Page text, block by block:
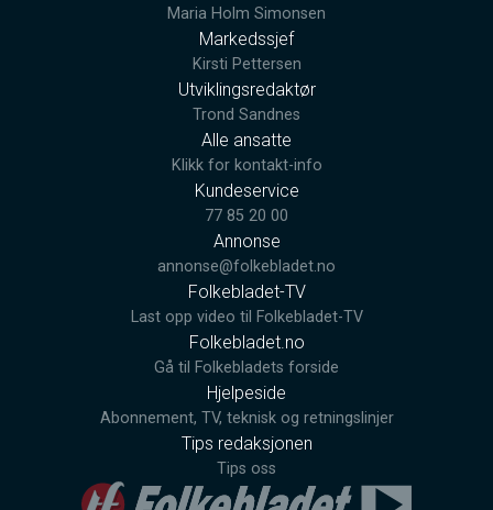
Maria Holm Simonsen
Markedssjef
Kirsti Pettersen
Utviklingsredaktør
Trond Sandnes
Alle ansatte
Klikk for kontakt-info
Kundeservice
77 85 20 00
Annonse
annonse@folkebladet.no
Folkebladet-TV
Last opp video til Folkebladet-TV
Folkebladet.no
Gå til Folkebladets forside
Hjelpeside
Abonnement, TV, teknisk og retningslinjer
Tips redaksjonen
Tips oss